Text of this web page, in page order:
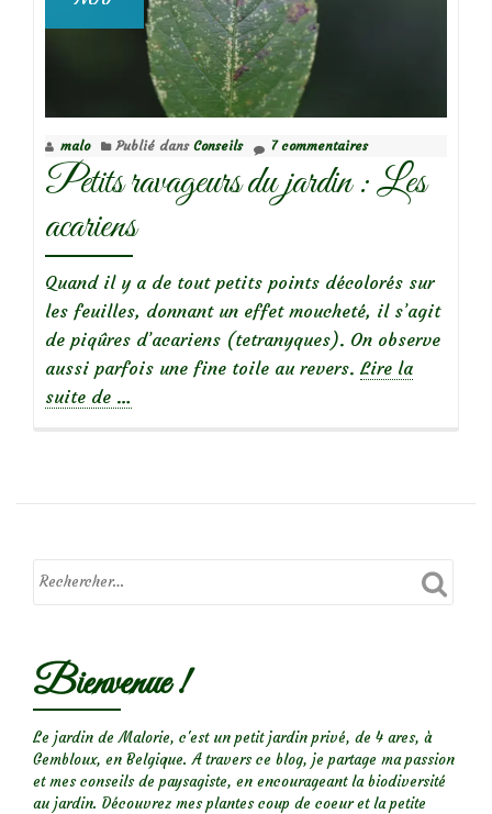
malo Publié dans Conseils 7 commentaires
Petits ravageurs du jardin : Les
acariens
Quand il y a de tout petits points décolorés sur
les feuilles, donnant un effet moucheté, il s’agit
de piqûres d’acariens (tetranyques). On observe
aussi parfois une fine toile au revers. Lire la
suite de
du
:
…
Bienvenue !
Le jardin de Malorie, c'est un petit jardin privé, de 4 ares, à
Gembloux, en Belgique. A travers ce blog, je partage ma passion
et mes conseils de paysagiste, en encourageant la biodiversité
au jardin. Découvrez mes plantes coup de coeur et la petite